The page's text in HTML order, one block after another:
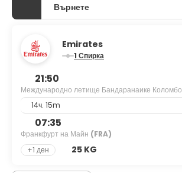
Върнете
Emirates
1 Спирка
21:50
Международно летище Бандаранаике Коломбо
14ч. 15m
07:35
Франкфурт на Майн (FRA)
+1 ден
25 KG